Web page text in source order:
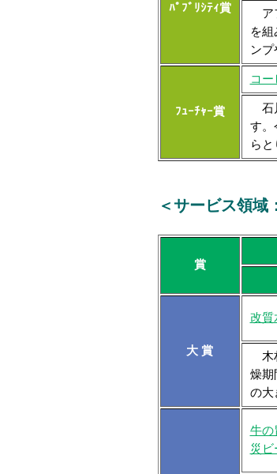
ﾊﾟﾌﾞﾘｼﾃｨ賞
ア
を
ン
ﾌｭｰﾁｬｰ賞
コ
石
す。
らと
＜サービス領域
賞
大 賞
改質
木
燥期
の大
牛の
災ビ